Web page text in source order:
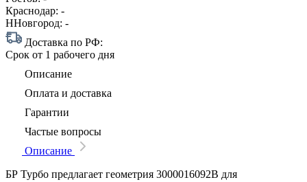
Краснодар: -
ННовгород: -
Доставка по РФ:
Срок от 1 рабочего дня
Описание
Оплата и доставка
Гарантии
Частые вопросы
Описание
БР Турбо предлагает геометрия 3000016092B для